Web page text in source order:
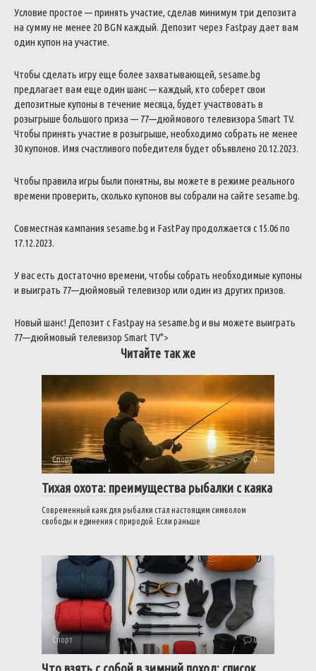
Условие простое —принять участие, сделав минимум три депозита
на суммуне менее 20 BGN каждый. Депозит через Fastpay дает вам
один купон на участие.
Чтобы сделать игруеще более захватывающей, sesame.bg
предлагает вам еще один шанс—каждый, кто соберет свои
депозитные купоны в течение месяца, будет участвовать в
розыгрыше большого приза — 77—дюймового телевизора Smart TV.
Чтобы принять участие в розыгрыше, необходимо собрать не менее
30купонов. Имя счастливого победителя будет объявлено 20.12.2023.
Чтобы правила игры были понятны, вы можете в режиме реального
времени проверить, сколько купонов вы собрали на сайте sesame.bg.
Совместная кампания sesame.bg и FastPayпродолжается с 15.06по
17.12.2023.
Увасесть достаточно времени, чтобы собрать необходимые купоны
и выиграть 77—дюймовый телевизор или один из другихпризов.
Новый шанс! Депозит с Fastpayна sesame.bg и вы можете выиграть
77—дюймовый телевизор Smart TV">
Читайте так же
Спорт 0
Тихая охота: преимущества рыбалки с каяка
Современный каяк для рыбалки стал настоящим символом
свободы и единения с природой. Если раньше
Спорт 0